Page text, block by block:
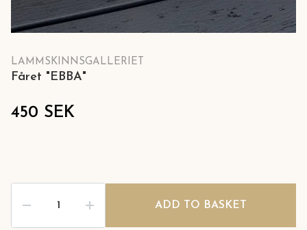
LAMMSKINNSGALLERIET
Fåret "EBBA"
450 SEK
ADD TO BASKET